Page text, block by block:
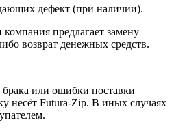
дефект (при наличии).
предлагает замену
возврат денежных средств.
или ошибки поставки
несёт Futura-Zip. В иных случаях